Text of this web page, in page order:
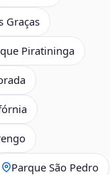
Graças
Piratininga
Parque São Pedro